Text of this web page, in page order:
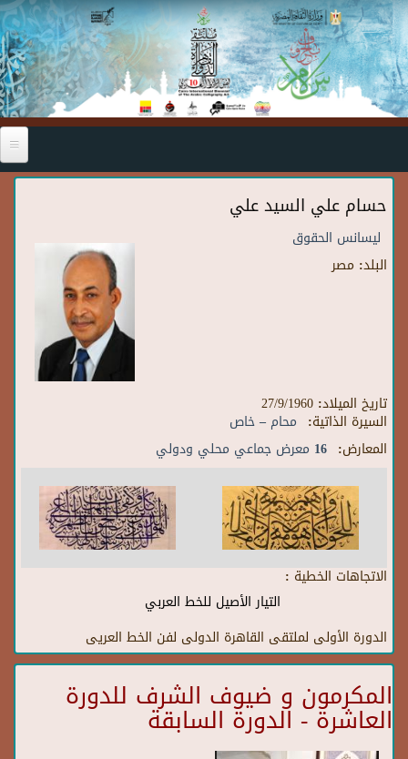
Skip to main content
حسام علي السيد علي
ليسانس الحقوق
البلد: مصر
تاريخ الميلاد: 27/9/1960
السيرة الذاتية: محام – خاص
المعارض: 16 معرض جماعي محلي ودولي
الاتجاهات الخطية :
التيار الأصيل للخط العربي
الدورة الأولى لملتقى القاهرة الدولى لفن الخط العريى
المكرمون و ضيوف الشرف للدورة
العاشرة - الدورة السابقة